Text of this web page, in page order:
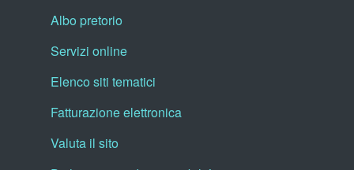
Albo pretorio
Servizi online
Elenco siti tematici
Fatturazione elettronica
Valuta il sito